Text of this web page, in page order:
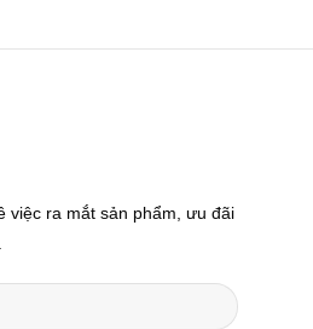
việc ra mắt sản phẩm, ưu đãi